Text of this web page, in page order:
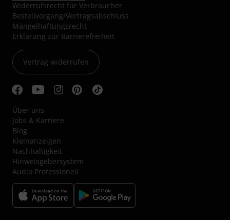
Widerrufsrecht für Verbraucher
Bestellvorgang/Vertragsabschluss
Mängelhaftungsrecht
Erklärung zur Barrierefreiheit
Vertrag widerrufen
Über uns
Jobs & Karriere
Blog
Kleinanzeigen
Nachhaltigkeit
Hinweisgebersystem
Audio Professionell